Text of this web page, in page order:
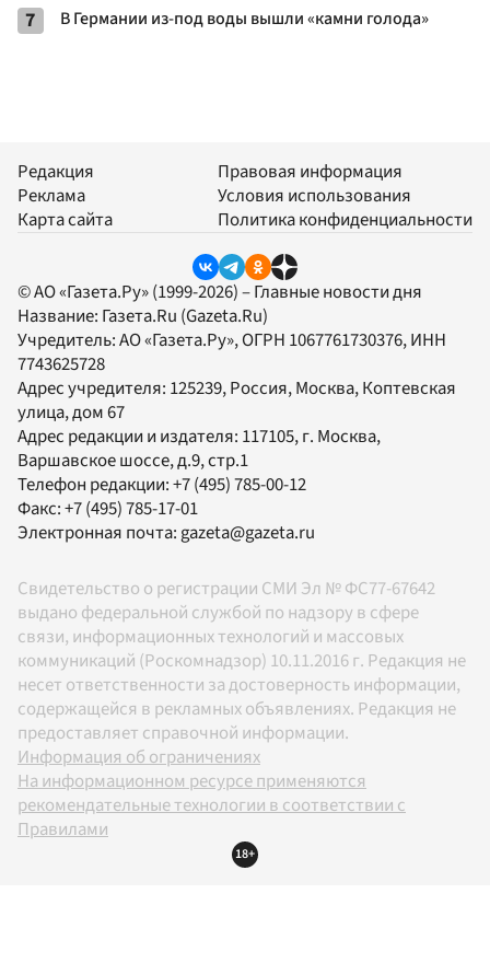
7 В Германии из-под воды вышли «камни голода»
Редакция
Реклама
Карта сайта
Правовая информация
Условия использования
Политика конфиденциальности
© АО «Газета.Ру» (1999-2026) – Главные новости дня
Название: Газета.Ru (Gazeta.Ru)
Учредитель:АО «Газета.Ру», ОГРН 1067761730376, ИНН
7743625728
Адрес учредителя: 125239, Россия, Москва, Коптевская
улица, дом 67
Адрес редакции и издателя: 117105, г. Москва,
Варшавское шоссе, д.9, стр.1
Телефон редакции:+7 (495) 785-00-12
Факс:+7 (495) 785-17-01
Электронная почта: gazeta@gazeta.ru
Свидетельство о регистрации СМИ Эл № ФС77-67642
выдано федеральной службой по надзору в сфере
связи, информационных технологий и массовых
коммуникаций (Роскомнадзор) 10.11.2016 г. Редакция не
несет ответственности за достоверность информации,
содержащейся в рекламных объявлениях. Редакция не
предоставляет справочной информации.
Информация об ограничениях
На информационном ресурсе применяются
рекомендательные технологии в соответствии с
Правилами
18+